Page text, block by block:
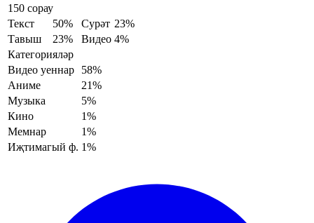
150 сорау
Текст
50% Сурәт 23%
Тавыш
23% Видео 4%
Категорияләр
Видео уеннар
58%
Аниме
21%
Музыка
5%
Кино
1%
Мемнар
1%
Иҗтимагый ф. 1%